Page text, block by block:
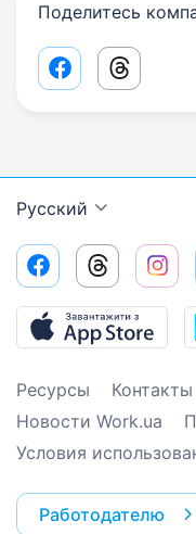
Поделитесь
Facebook share
Threads
Русский
Ресурсы Контакты
Новости Work.ua
Условия
Работодателю